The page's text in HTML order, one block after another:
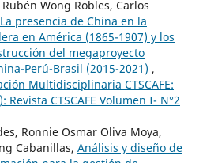
Wong Robles, Carlos
La presencia de China en la
en América (1865-1907) y los
del megaproyecto
Perú-Brasil (2015-2021) ,
Multidisciplinaria CTSCAFE:
Revista CTSCAFE Volumen I- N°2
Ronnie Osmar Oliva Moya,
Cabanillas, Análisis y diseño de